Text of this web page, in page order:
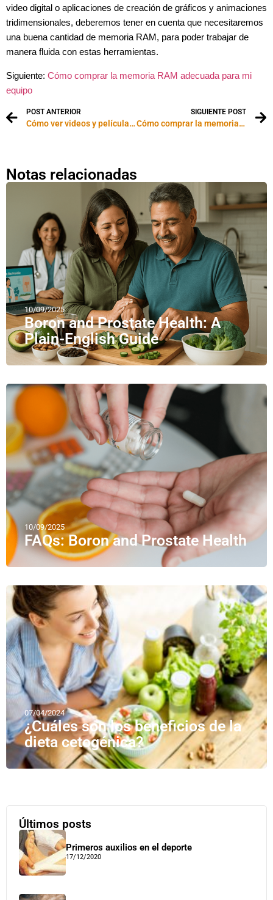
video digital o aplicaciones de creación de gráficos y animaciones
tridimensionales, deberemos tener en cuenta que necesitaremos
una buena cantidad de memoria RAM, para poder trabajar de
manera fluida con estas herramientas.
Siguiente: Cómo comprar la memoria RAM adecuada para mi
equipo
POST ANTERIOR
Cómo ver videos y películas en el computador
SIGUIENTE POST
Cómo comprar la memoria RAM adecuada para mi equipo
Notas relacionadas
10/09/2025
Boron and Prostate Health: A
Plain-English Guide
10/09/2025
FAQs: Boron and Prostate Health
07/04/2024
¿Cuáles son los beneficios de la
dieta cetogénica?
Últimos posts
Primeros auxilios en el deporte
17/12/2020